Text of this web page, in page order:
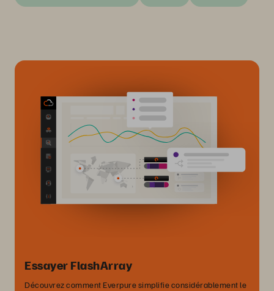
Essayer FlashArray
Découvrez comment Everpure simplifie considérablement le